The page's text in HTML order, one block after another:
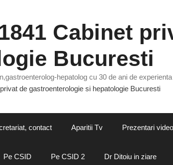
Cabinet
Bucuresti
hepatolog cu 30 de ani de
contact Aparitii Tv Prezentari
Pe CSID Pe CSID 2 Dr Ditoiu in ziare